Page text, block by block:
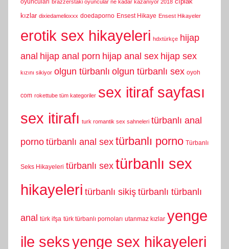
brazzerstaki oyuncular ne kadar kazanıyor 2018
kızlar dixiedamelioxxx doedaporno Ensest Hikaye Ensest Hikayeler
erotik sex hikayeleri hdxtürkçe hijap
anal hijap anal porn hijap anal sex hijap sex
kızını sikiyor olgun türbanlı olgun türbanlı sex oyoh
com rokettube tüm kategoriler sex itiraf sayfası
sex itirafı turk romantik sex sahneleri türbanlı anal
porno türbanlı anal sex türbanlı porno Türbanlı
Seks Hikayeleri türbanlı sex türbanlı sex
hikayeleri türbanlı sikiş türbanlı türbanlı
anal türk ifşa türk türbanlı pornoları utanmaz kızlar yenge
ile seksyenge sex hikayeleri